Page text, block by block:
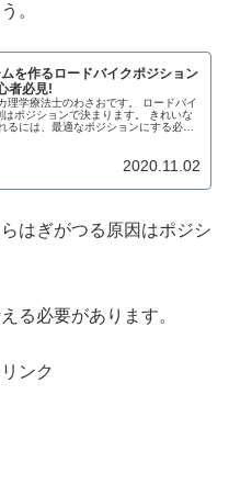
。
を作るロードバイクポジション
者必見!
理学療法士のわさおです。 ロードバイ
ポジションで決まります。 きれいな
るには、最適なポジションにする必要
2020.11.02
はぎがつる原因はポジシ
る必要があります。
ンク